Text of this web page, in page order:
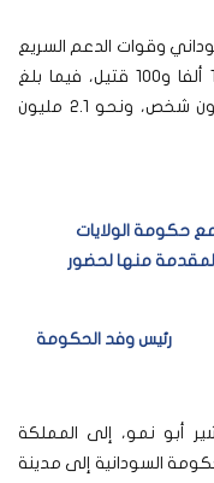
الجيش السوداني وقوات الدعم السريع
حربا خلفت، بحسب الأمم المتحدة نحو 13 ألفا و100 قتيل، فيما بلغ
إجمالي النازحين في السودان نحو 7.9 مليون شخص، ونحو 2.1 مليون
حكومة الولايات
منها لحضور
رئيس وفد الحكومة
أبو نمو، إلى المملكة
السودانية إلى مدينة